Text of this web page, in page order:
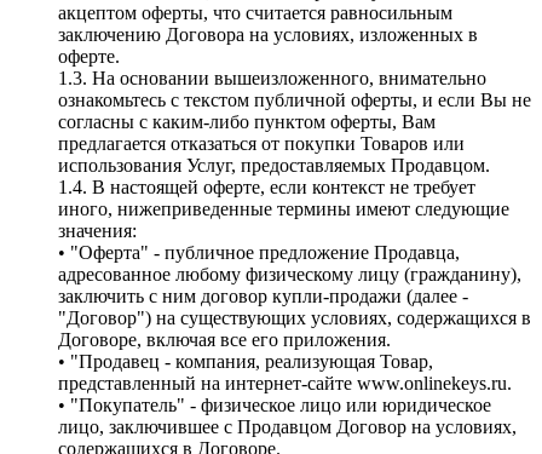
акцептом оферты, что считается равносильным
заключению Договора на условиях, изложенных в
оферте.
1.3. На основании вышеизложенного, внимательно
ознакомьтесь с текстом публичной оферты, и если Вы не
согласны с каким-либо пунктом оферты, Вам
предлагается отказаться от покупки Товаров или
использования Услуг, предоставляемых Продавцом.
1.4. В настоящей оферте, если контекст не требует
иного, нижеприведенные термины имеют следующие
значения:
• "Оферта" - публичное предложение Продавца,
адресованное любому физическому лицу (гражданину),
заключить с ним договор купли-продажи (далее -
"Договор") на существующих условиях, содержащихся в
Договоре, включая все его приложения.
• "Продавец - компания, реализующая Товар,
представленный на интернет-сайте www.onlinekeys.ru.
• "Покупатель" - физическое лицо или юридическое
лицо, заключившее с Продавцом Договор на условиях,
содержащихся в Договоре.